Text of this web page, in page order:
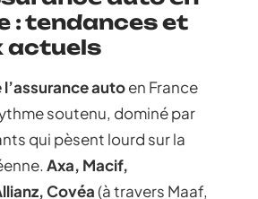
: tendances et
actuels
autoen France
soutenu, dominé par
qui pèsent lourd sur la
Axa, Macif,
Covéa(à travers Maaf,